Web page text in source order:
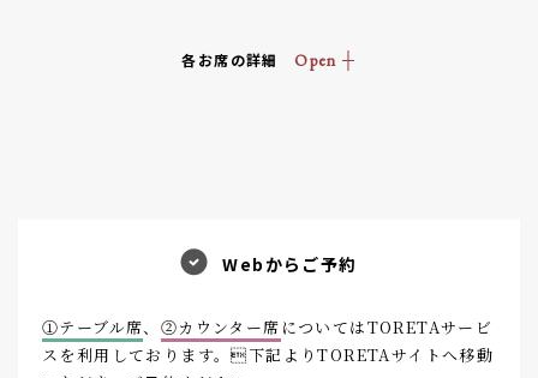
各お席の詳細
Webからご予約
①テーブル席、 ②カウンター席 についてはTORETAサービ
スを利用しております。下記よりTORETAサイトへ移動